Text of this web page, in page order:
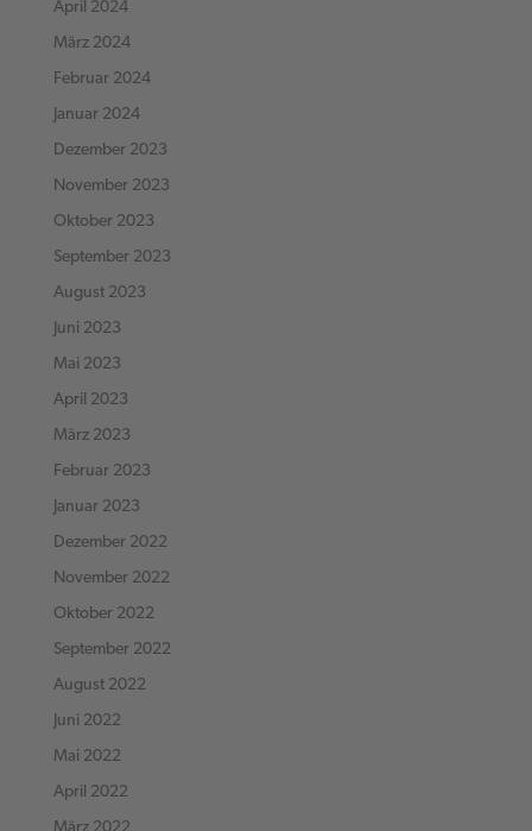
April 2024
März 2024
Februar 2024
Januar 2024
Dezember 2023
November 2023
Oktober 2023
September 2023
August 2023
Juni 2023
Mai 2023
April 2023
März 2023
Februar 2023
Januar 2023
Dezember 2022
November 2022
Oktober 2022
September 2022
August 2022
Juni 2022
Mai 2022
April 2022